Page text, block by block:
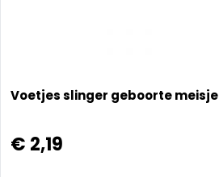
Voetjes slinger geboorte meisje
€ 2,19